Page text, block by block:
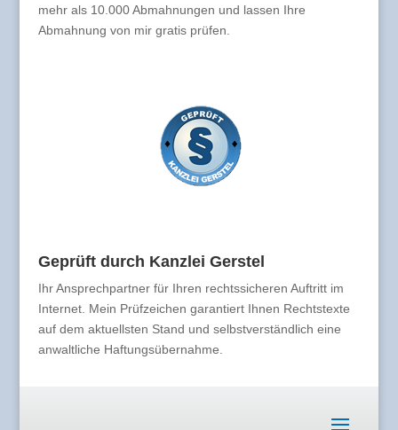
mehr als 10.000 Abmahnungen und lassen Ihre
Abmahnung von mir gratis prüfen.
Geprüft durch Kanzlei Gerstel
Ihr Ansprechpartner für Ihren rechtssicheren Auftritt im
Internet. Mein Prüfzeichen garantiert Ihnen Rechtstexte
auf dem aktuellsten Stand und selbstverständlich eine
anwaltliche Haftungsübernahme.